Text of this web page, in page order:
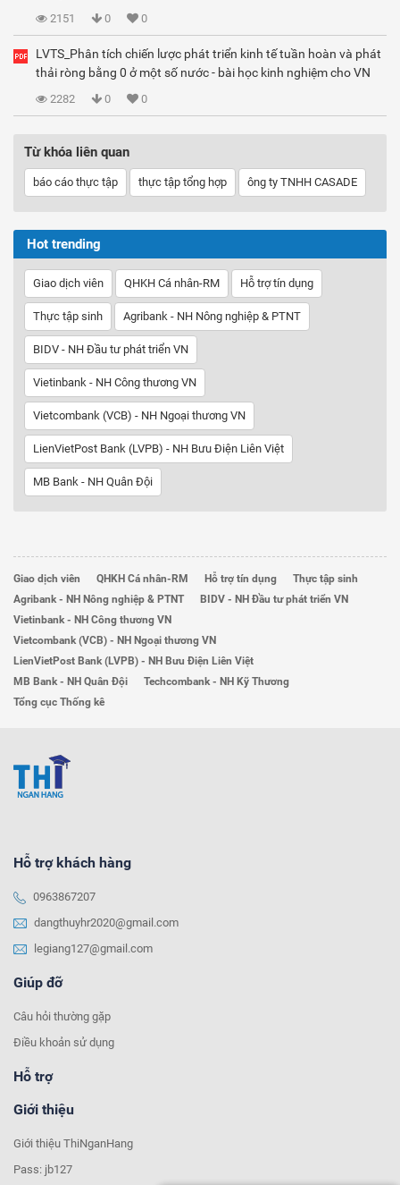
2151 0 0
LVTS_Phân tích chiến lược phát triển kinh tế tuần hoàn và phát
thải ròng bằng 0 ở một số nước - bài học kinh nghiệm cho VN
2282 0 0
Từ khóa liên quan
báo cáo thực tập thực tập tổng hợp ông ty TNHH CASADE
Hot trending
Giao dịch viên QHKH Cá nhân-RM Hỗ trợ tín dụng
Thực tập sinh Agribank - NH Nông nghiệp & PTNT
BIDV - NH Đầu tư phát triển VN
Vietinbank - NH Công thương VN
Vietcombank (VCB) - NH Ngoại thương VN
LienVietPost Bank (LVPB) - NH Bưu Điện Liên Việt
MB Bank - NH Quân Đội
Giao dịch viên QHKH Cá nhân-RM Hỗ trợ tín dụng
Thực tập sinh
Agribank - NH Nông nghiệp & PTNT
BIDV - NH Đầu tư phát triển VN
Vietinbank - NH Công thương VN
Vietcombank (VCB) - NH Ngoại thương VN
LienVietPost Bank (LVPB) - NH Bưu Điện Liên Việt
MB Bank - NH Quân Đội
Techcombank - NH Kỹ Thương
Tổng cục Thống kê
Hỗ trợ khách hàng
0963867207
dangthuyhr2020@gmail.com
legiang127@gmail.com
Giúp đỡ
Câu hỏi thường gặp
Điều khoản sử dụng
Hỗ trợ
Giới thiệu
Giới thiệu ThiNganHang
Pass: jb127